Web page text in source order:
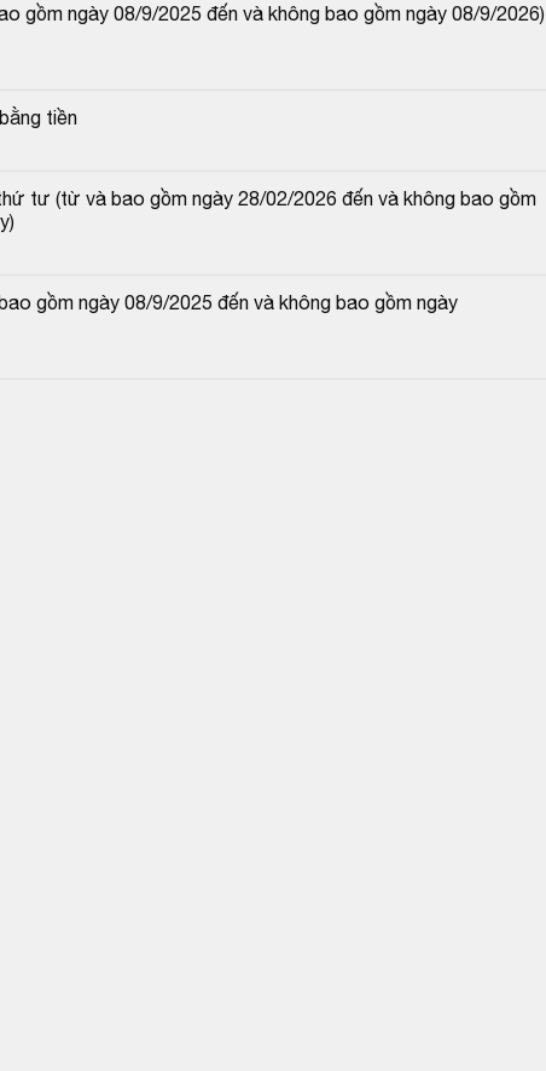
gồm ngày 08/9/2025 đến và không bao gồm ngày 08/9/2026)
tiền
tư (từ và bao gồm ngày 28/02/2026 đến và không bao gồm
gồm ngày 08/9/2025 đến và không bao gồm ngày